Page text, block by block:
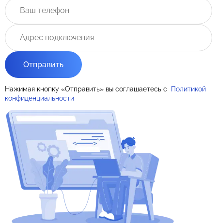
Отправить
Нажимая кнопку «Отправить» вы соглашаетесь с
Политикой
конфиденциальности